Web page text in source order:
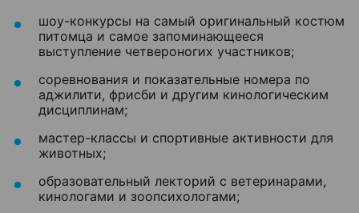
шоу-конкурсы на самый оригинальный костюм
питомца и самое запоминающееся
выступление четвероногих участников;
соревнования и показательные номера по
аджилити, фрисби и другим кинологическим
дисциплинам;
мастер-классы и спортивные активности для
животных;
образовательный лекторий с ветеринарами,
кинологами и зоопсихологами;